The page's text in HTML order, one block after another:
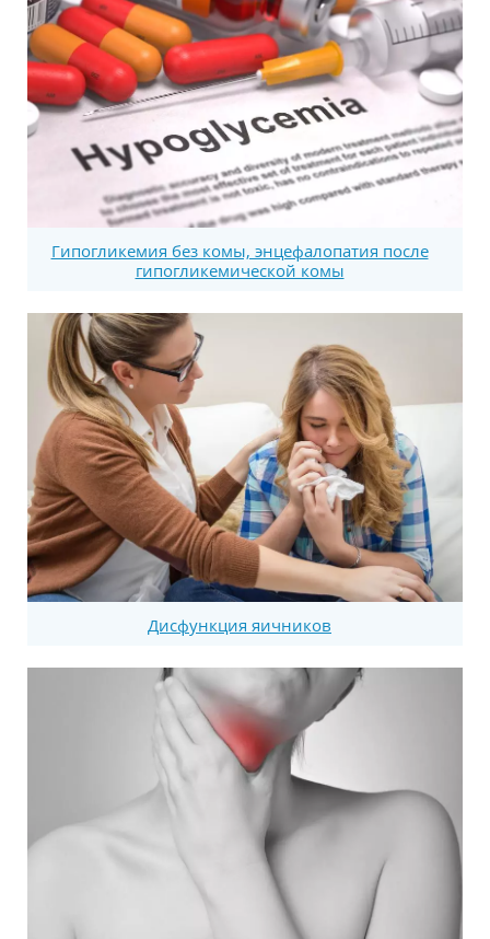
Гипогликемия без комы, энцефалопатия после
гипогликемической комы
Дисфункция яичников